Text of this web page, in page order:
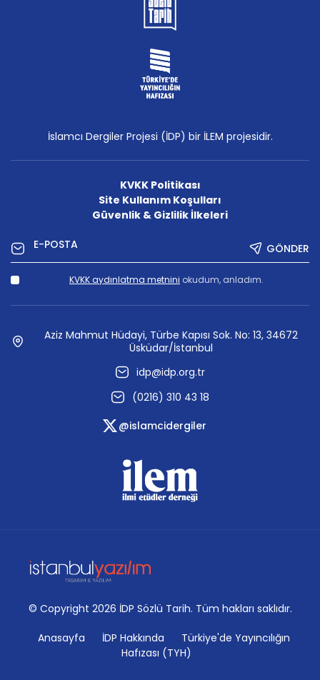
İslamcı Dergiler Projesi (İDP) bir İLEM projesidir.
KVKK Politikası
Site Kullanım Koşulları
Güvenlik & Gizlilik İlkeleri
GÖNDER
KVKK aydınlatma metnini okudum, anladım.
Aziz Mahmut Hüdayi, Türbe Kapısı Sok. No: 13, 34672
Üsküdar/İstanbul
idp@idp.org.tr
(0216) 310 43 18
@islamcidergiler
© Copyright 2026 İDP Sözlü Tarih. Tüm hakları saklıdır.
Anasayfa İDP Hakkında
Türkiye'de Yayıncılığın
Hafızası (TYH)